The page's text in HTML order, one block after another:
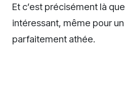
Et c’est précisément là
intéressant, même pour
parfaitement athée.